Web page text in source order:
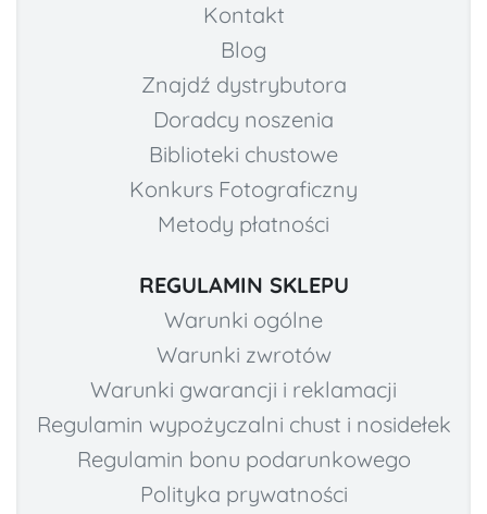
Kontakt
Blog
Znajdź dystrybutora
Doradcy noszenia
Biblioteki chustowe
Konkurs Fotograficzny
Metody płatności
REGULAMIN SKLEPU
Warunki ogólne
Warunki zwrotów
Warunki gwarancji i reklamacji
Regulamin wypożyczalni chust i nosidełek
Regulamin bonu podarunkowego
Polityka prywatności